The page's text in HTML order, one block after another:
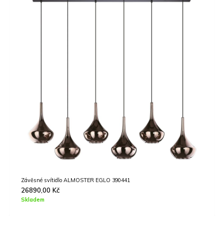
Bodové svítidlo MELITO EGLO 39575
4390,00
Není na skladě